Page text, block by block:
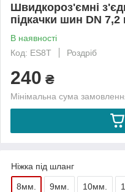
Швидкороз'ємні
підкачки шин DN 7,2
В наявності
Код: ES8T
Роздріб
240 ₴
Мінімальна сума
Ніжка під шланг
8мм. 9мм. 10мм.